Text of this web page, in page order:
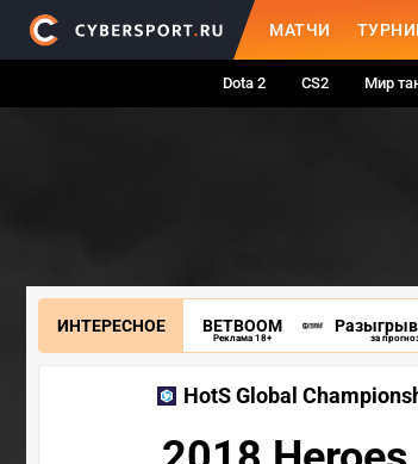
МАТЧИ
Dota 2 CS2 Мир
ИНТЕРЕСНОЕ BETBOOM
Реклама 18+ за
HotS Global